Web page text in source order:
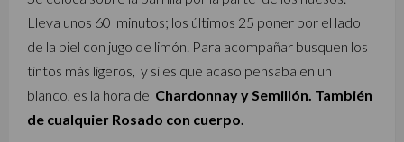
Lleva unos 60 minutos; los últimos 25 poner por el lado
de la piel con jugo de limón. Para acompañar busquen los
tintos más ligeros, y si es que acaso pensaba en un
blanco, es la hora del Chardonnay y Semillón. También
de cualquier Rosado con cuerpo.